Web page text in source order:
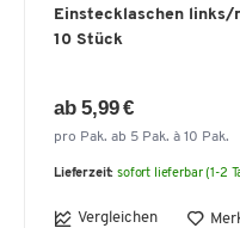
Einstecklaschen links/
10 Stück
ab 5,99 €
pro Pak. ab 5 Pak. à 10 Pak.
Lieferzeit: sofort lieferbar (1-2
Vergleichen